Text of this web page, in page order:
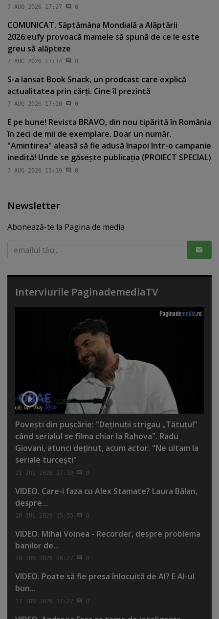
7 AUG 2026 17:27 0
COMUNICAT. Săptămâna Mondială a Alăptării
2026:eufy provoacă mamele să spună de ce le este
greu să alăpteze
7 AUG 2026 17:14 0
S-a lansat Book Snack, un prodcast care explică
actualitatea prin cărţi. Cine îl prezintă
7 AUG 2026 17:00 0
E pe bune! Revista BRAVO, din nou tipărită în România
în zeci de mii de exemplare. Doar un număr.
"Amintirea" aleasă să fie adusă înapoi într-o campanie
inedită! Unde se găseşte publicaţia (PROIECT SPECIAL)
7 AUG 2026 15:19 0
Newsletter
Abonează-te la Pagina de media
Interviurile PaginademediaTV
Poveşti din puşcărie: "Deţinuţii strigau „Tătuţu!”
când serialul se filma chiar la Rahova". Radu
Giovani, atunci deţinut, acum actor. "Ne uitam la
seriale turceşti"
21 IUL 2026 17:59 0
VIDEO. Care-i faza cu Alex Stamate? Laura Bălan,
despre...
18 IUL 2026 15:55 0
VIDEO. Mihai Voinea - Recorder, despre problema
banilor de...
18 IUN 2026 16:27 0
VIDEO. Poate să fie presa înlocuită de AI? E AI-ul
bun...
17 IUN 2026 17:27 0